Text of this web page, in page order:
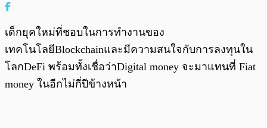
เด็กยุคใหม่ที่ชอบในการทำงานของ
เทคโนโลยีBlockchainและมีความสนใจกับการลงทุนใน
โลกDeFi พร้อมทั้งเชื่อว่าDigital money จะมาแทนที่ Fiat
money ในอีกไม่กี่ปีข้างหน้า